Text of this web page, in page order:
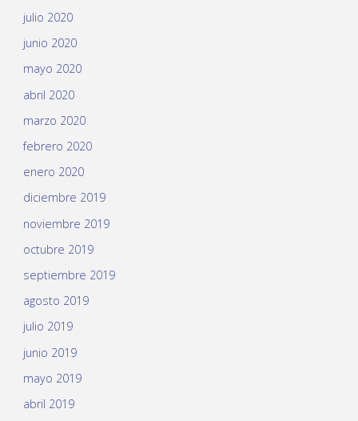
julio 2020
junio 2020
mayo 2020
abril 2020
marzo 2020
febrero 2020
enero 2020
diciembre 2019
noviembre 2019
octubre 2019
septiembre 2019
agosto 2019
julio 2019
junio 2019
mayo 2019
abril 2019